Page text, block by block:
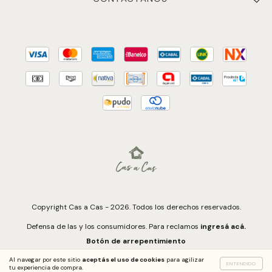
Al navegar por este sitio aceptás el uso de cookies para agilizar
tu experiencia de compra.
ENTENDIDO
Copyright Cas a Cas - 2026. Todos los derechos reservados.
Defensa de las y los consumidores. Para reclamos ingresá acá.
Botón de arrepentimiento